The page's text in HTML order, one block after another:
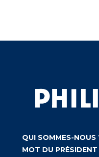
QUI SOMMES-NOUS
MOT DU PRÉSIDENT